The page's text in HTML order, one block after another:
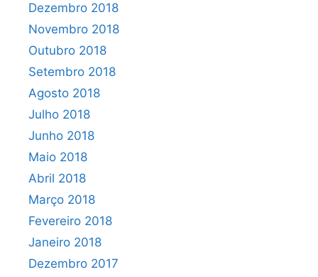
Dezembro 2018
Novembro 2018
Outubro 2018
Setembro 2018
Agosto 2018
Julho 2018
Junho 2018
Maio 2018
Abril 2018
Março 2018
Fevereiro 2018
Janeiro 2018
Dezembro 2017